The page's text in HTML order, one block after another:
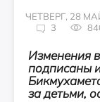
ЧЕТВЕРГ, 28
3
Изменения
подписаны
за детьми,